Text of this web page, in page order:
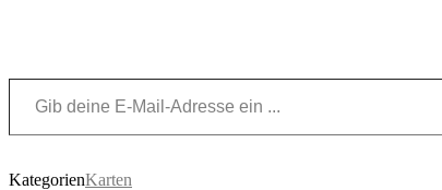
Gib deine E-Mail-Adresse ein ...
KategorienKarten